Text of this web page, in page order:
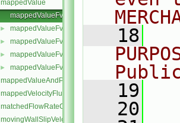
mappedValue
mappedValueFvPatchField.C
► mappedValueFvPatchField.H
► mappedValueFvPatchFields.C
► mappedValueFvPatchFields.H
► mappedValueFvPatchFieldsFwd.H
mappedValueAndPatchInternalValue
mappedVelocityFlux
matchedFlowRateOutletVelocity
movingWallSlipVelocity
   18
   19
   20